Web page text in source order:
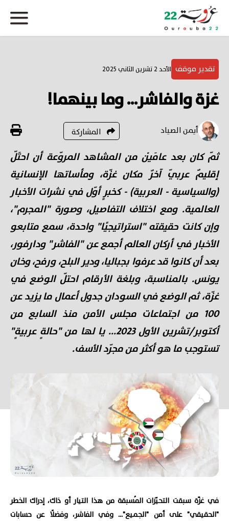
تقدير موقف الأحد 2 تشرين الثاني 2025
غزة والفاشر... وما بينهما!
أيمن الصياد المشاركة
ثمّ كان بعد عامَيْن من المشاهد المروّعة أن احتَلّ
إقليمٌ عربيّ آخرٌ مكان غزّة، ومأساتها الإنسانية
(والسياسية - العربية) - كخبرٍ أوّل في نشرات الأخبار
العالمية. ومع اختلاف التفاصيل، وصورة "المجرم"،
وإن كانت حقيقته "استراتيجيًا" واحدة، سمع متابعو
الأخبار في أركان العالم أجمع عن "الفاشر" ودارفور،
بعد أن كانوا قد عرفوا بجباليا، ودير البلح، ورفح، وخان
يونس. بالمناسبة، وبلغة الأرقام احتلّ الوضع في
غزّة، ثم الوضع في السودان جدول أعمال ما يزيد عن
100 من اجتماعات مجلس الأمن منذ السابع من
أكتوبر/تشرين الأول 2023... يا لها من "حالةٍ عربيةٍ"
تستوجب ما هو أكثر من مجرّد الأسف.
في غزّة سبقت التحيّزات المُسبقة من هذا التيار أو ذاك، إدراك الخطر
"الحقيقي" على أمن "الجميع"... وفي الفاشر، وفضلًا عن حسابات